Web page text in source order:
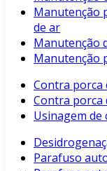
Manutenção
de ar
Manutenção
Manutenção
Contra porca
Contra porca
Usinagem
Parafuso